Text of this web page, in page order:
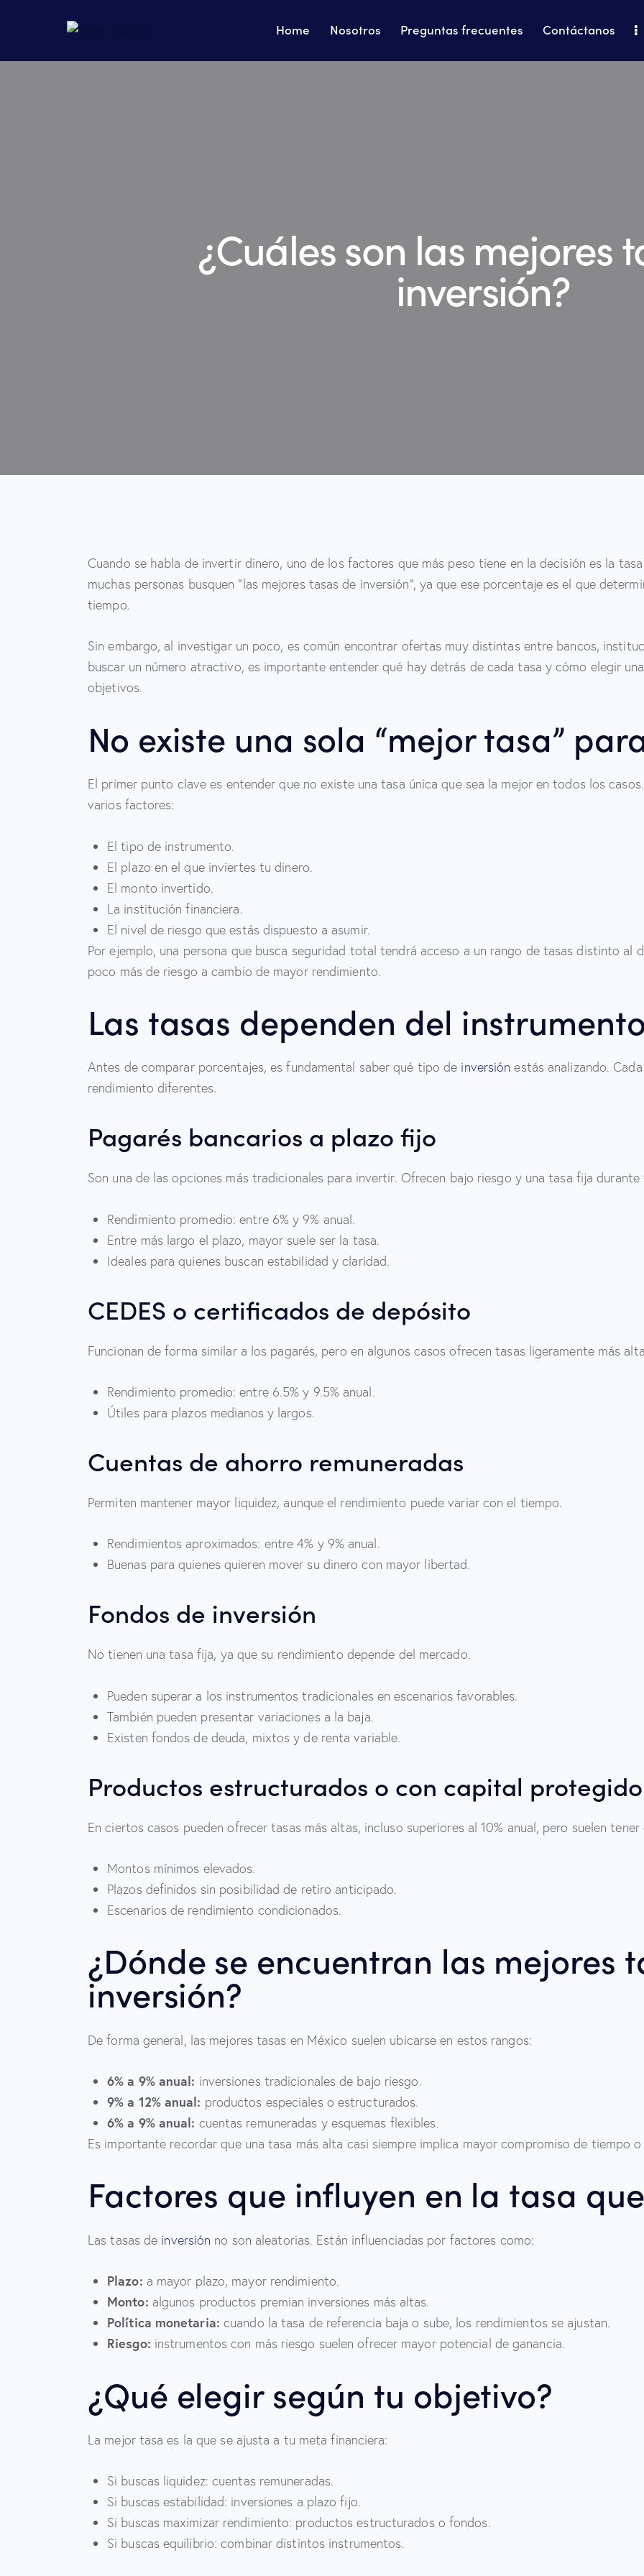
Home Nosotros Preguntas frecuentes Contáctanos
¿Cuáles son las mejores
inversión?
Cuando se habla de invertir dinero, uno de los factores que más peso tiene en la decisión es la
muchas personas busquen “las mejores tasas de inversión”, ya que ese porcentaje es el que
tiempo.
Sin embargo, al investigar un poco, es común encontrar ofertas muy distintas entre bancos,
buscar un número atractivo, es importante entender qué hay detrás de cada tasa y cómo elegir
objetivos.
No existe una sola “mejor tasa”
El primer punto clave es entender que no existe una tasa única que sea la mejor en todos los
varios factores:
El tipo de instrumento.
El plazo en el que inviertes tu dinero.
El monto invertido.
La institución financiera.
El nivel de riesgo que estás dispuesto a asumir.
Por ejemplo, una persona que busca seguridad total tendrá acceso a un rango de tasas distinto al
poco más de riesgo a cambio de mayor rendimiento.
Las tasas dependen del
Antes de comparar porcentajes, es fundamental saber qué tipo de inversión estás analizando.
rendimiento diferentes.
Pagarés bancarios a plazo fijo
Son una de las opciones más tradicionales para invertir. Ofrecen bajo riesgo y una tasa fija
Rendimiento promedio: entre 6% y 9% anual.
Entre más largo el plazo, mayor suele ser la tasa.
Ideales para quienes buscan estabilidad y claridad.
CEDES o certificados de depósito
Funcionan de forma similar a los pagarés, pero en algunos casos ofrecen tasas ligeramente más
Rendimiento promedio: entre 6.5% y 9.5% anual.
Útiles para plazos medianos y largos.
Cuentas de ahorro remuneradas
Permiten mantener mayor liquidez, aunque el rendimiento puede variar con el tiempo.
Rendimientos aproximados: entre 4% y 9% anual.
Buenas para quienes quieren mover su dinero con mayor libertad.
Fondos de inversión
No tienen una tasa fija, ya que su rendimiento depende del mercado.
Pueden superar a los instrumentos tradicionales en escenarios favorables.
También pueden presentar variaciones a la baja.
Existen fondos de deuda, mixtos y de renta variable.
Productos estructurados o con capital protegido
En ciertos casos pueden ofrecer tasas más altas, incluso superiores al 10% anual, pero suelen
Montos mínimos elevados.
Plazos definidos sin posibilidad de retiro anticipado.
Escenarios de rendimiento condicionados.
¿Dónde se encuentran las mejores
inversión?
De forma general, las mejores tasas en México suelen ubicarse en estos rangos:
6% a 9% anual: inversiones tradicionales de bajo riesgo.
9% a 12% anual: productos especiales o estructurados.
6% a 9% anual: cuentas remuneradas y esquemas flexibles.
Es importante recordar que una tasa más alta casi siempre implica mayor compromiso de tiempo
Factores que influyen en la tasa
Las tasas de inversión no son aleatorias. Están influenciadas por factores como:
Plazo: a mayor plazo, mayor rendimiento.
Monto: algunos productos premian inversiones más altas.
Política monetaria: cuando la tasa de referencia baja o sube, los rendimientos se ajustan.
Riesgo: instrumentos con más riesgo suelen ofrecer mayor potencial de ganancia.
¿Qué elegir según tu objetivo?
La mejor tasa es la que se ajusta a tu meta financiera:
Si buscas liquidez: cuentas remuneradas.
Si buscas estabilidad: inversiones a plazo fijo.
Si buscas maximizar rendimiento: productos estructurados o fondos.
Si buscas equilibrio: combinar distintos instrumentos.